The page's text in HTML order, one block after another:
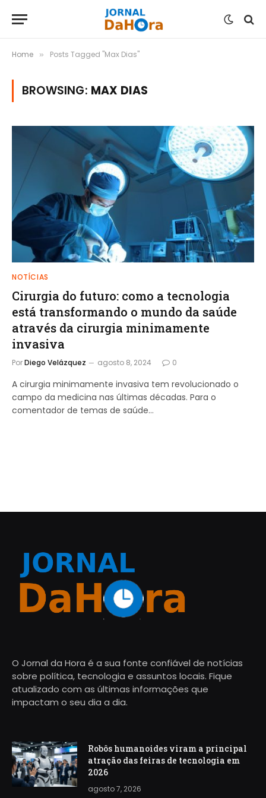
Home » Posts Tagged "Max Dias"
BROWSING: MAX DIAS
NOTÍCIAS
Cirurgia do futuro: como a tecnologia
está transformando o mundo da saúde
através da cirurgia minimamente
invasiva
PorDiego Velázquez agosto 8, 2024 0
A cirurgia minimamente invasiva tem revolucionado o
campo da medicina nas últimas décadas. Para o
comentador de temas de saúde…
O Jornal da Hora é a sua fonte confiável de notícias
sobre política, tecnologia e assuntos locais. Fique
atualizado com as últimas informações que
impactam o seu dia a dia.
Robôs humanoides viram a principal
atração das feiras de tecnologia em
2026
agosto 7, 2026